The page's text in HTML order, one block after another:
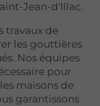
Jean-d'Illac.
travaux de
les gouttières
Nos équipes
pour
maisons de
garantissons